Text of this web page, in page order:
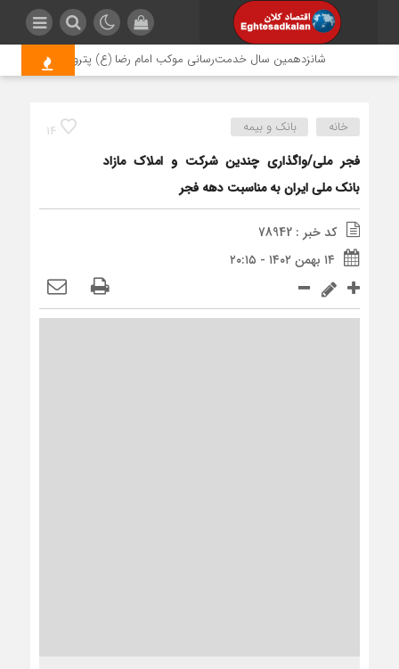
شانزدهمین سال خدمت‌رسانی موکب امام رضا (ع) پتروشیمی اروند؛
14 خانه بانک و بیمه
فجر ملی/واگذاری چندین شرکت و املاک مازاد
بانک ملی ایران به مناسبت دهه فجر
کد خبر : 78942
۱۴ بهمن ۱۴۰۲ - ۲۰:۱۵